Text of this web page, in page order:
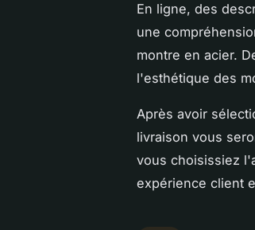
En ligne, des
une
montre en acier.
l'esthétique des
Après avoir
livraison vous
vous choisissiez
expérience client